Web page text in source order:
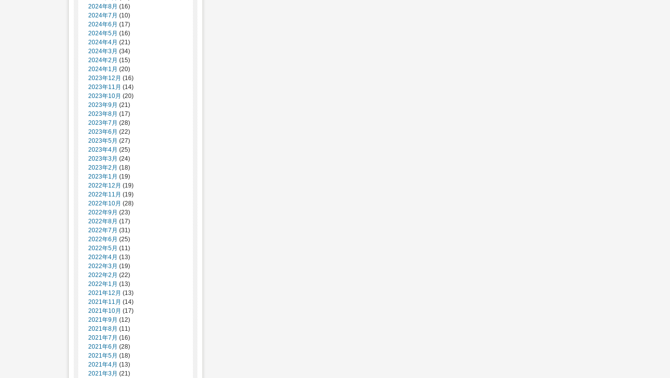
2024年8月 (16)
2024年7月 (10)
2024年6月 (17)
2024年5月 (16)
2024年4月 (21)
2024年3月 (34)
2024年2月 (15)
2024年1月 (20)
2023年12月 (16)
2023年11月 (14)
2023年10月 (20)
2023年9月 (21)
2023年8月 (17)
2023年7月 (28)
2023年6月 (22)
2023年5月 (27)
2023年4月 (25)
2023年3月 (24)
2023年2月 (18)
2023年1月 (19)
2022年12月 (19)
2022年11月 (19)
2022年10月 (28)
2022年9月 (23)
2022年8月 (17)
2022年7月 (31)
2022年6月 (25)
2022年5月 (11)
2022年4月 (13)
2022年3月 (19)
2022年2月 (22)
2022年1月 (13)
2021年12月 (13)
2021年11月 (14)
2021年10月 (17)
2021年9月 (12)
2021年8月 (11)
2021年7月 (16)
2021年6月 (28)
2021年5月 (18)
2021年4月 (13)
2021年3月 (21)